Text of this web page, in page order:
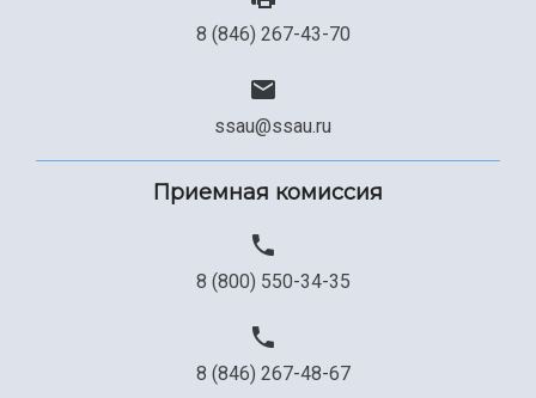
8 (846) 267-43-70
ssau@ssau.ru
Приемная комиссия
8 (800) 550-34-35
8 (846) 267-48-67